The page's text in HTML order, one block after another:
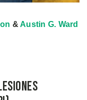
& Austin G. Ward